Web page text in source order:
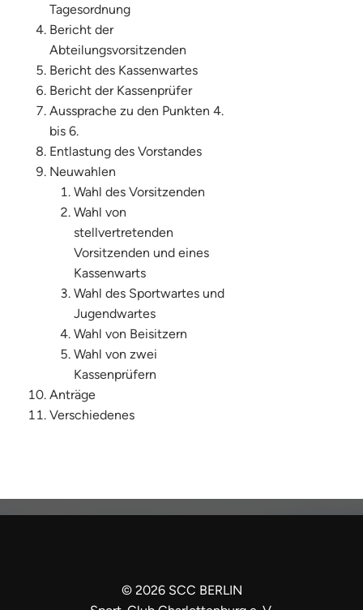
Tagesordnung
Bericht der
Abteilungsvorsitzenden
Bericht des Kassenwartes
Bericht der Kassenprüfer
Aussprache zu den Punkten 4.
bis 6.
Entlastung des Vorstandes
Neuwahlen
Wahl des Vorsitzenden
Wahl von
stellvertretenden
Vorsitzenden und eines
Kassenwarts
Wahl des Sportwartes und
Jugendwartes
Wahl von Beisitzern
Wahl von zwei
Kassenprüfern
Anträge
Verschiedenes
© 2026SCC BERLIN